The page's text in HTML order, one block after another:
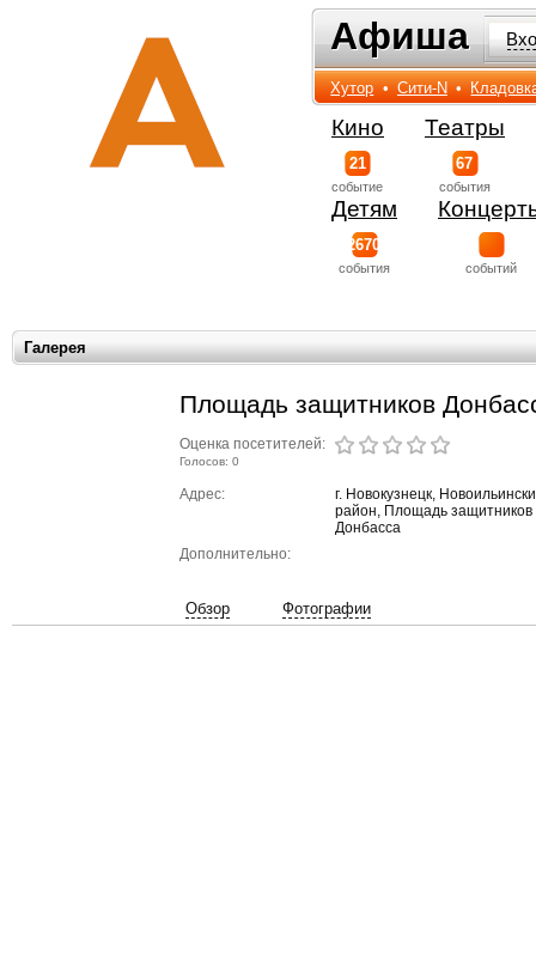
Афиша
Афиша
Хутор • Сити-N •
Кино
21
событиe
Театры
67
события
Детям
2670
события событий
Галерея
Площадь защитников
Оценка посетителей:
Голосов: 0
Адрес:
г. Новокузнецк,
район, Площадь защитников
Донбасса
Дополнительно:
Обзор Фотографии